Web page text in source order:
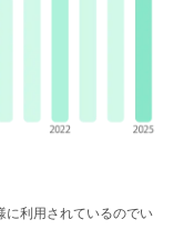
に利用されているのでい